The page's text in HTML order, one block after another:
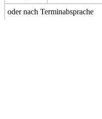
oder nach Terminabsprache